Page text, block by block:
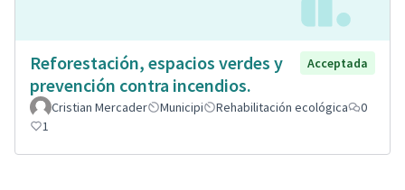
Reforestación, espacios verdes y
prevención contra incendios.
Acceptada
Cristian Mercader Municipi Rehabilitación ecológica
0
1